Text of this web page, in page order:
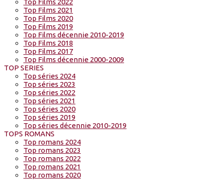
Top Films 2022
Top Films 2021
Top Films 2020
Top Films 2019
Top Films décennie 2010-2019
Top Films 2018
Top Films 2017
Top Films décennie 2000-2009
TOP SERIES
Top séries 2024
Top séries 2023
Top séries 2022
Top séries 2021
Top séries 2020
Top séries 2019
Top séries décennie 2010-2019
TOPS ROMANS
Top romans 2024
Top romans 2023
Top romans 2022
Top romans 2021
Top romans 2020